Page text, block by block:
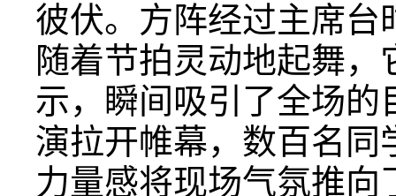
彼伏。方阵经过主席台
随着节拍灵动地起舞
示，瞬间吸引了全场的
演拉开帷幕，数百名同
力量感将现场气氛推